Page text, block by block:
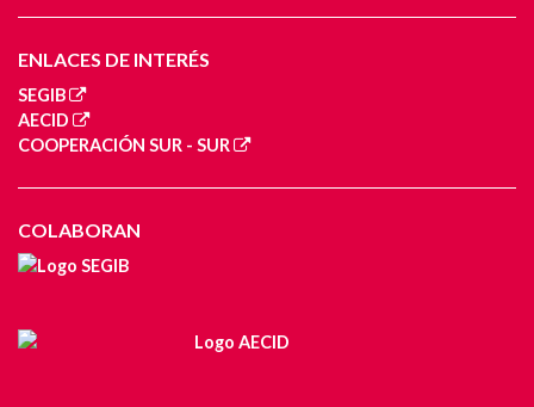
ENLACES DE INTERÉS
SEGIB
AECID
COOPERACIÓN SUR - SUR
COLABORAN